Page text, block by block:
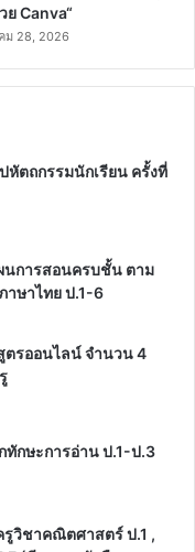
ย Canva“
ม 28, 2026
ตถกรรมนักเรียน ครั้งที่
การสอนครบชั้น ตาม
าษาไทย ป.1-6
ตรออนไลน์ จำนวน 4
กษะการอ่าน ป.1-ป.3
วิชาคณิตศาสตร์ ป.1 ,